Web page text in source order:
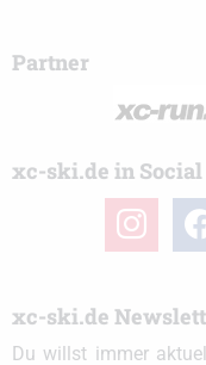
Partner
xc-ski.de in
instagram
xc-ski.de
Du willst immer